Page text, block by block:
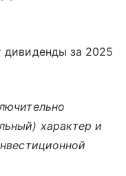
дивиденды за 2025
характер и